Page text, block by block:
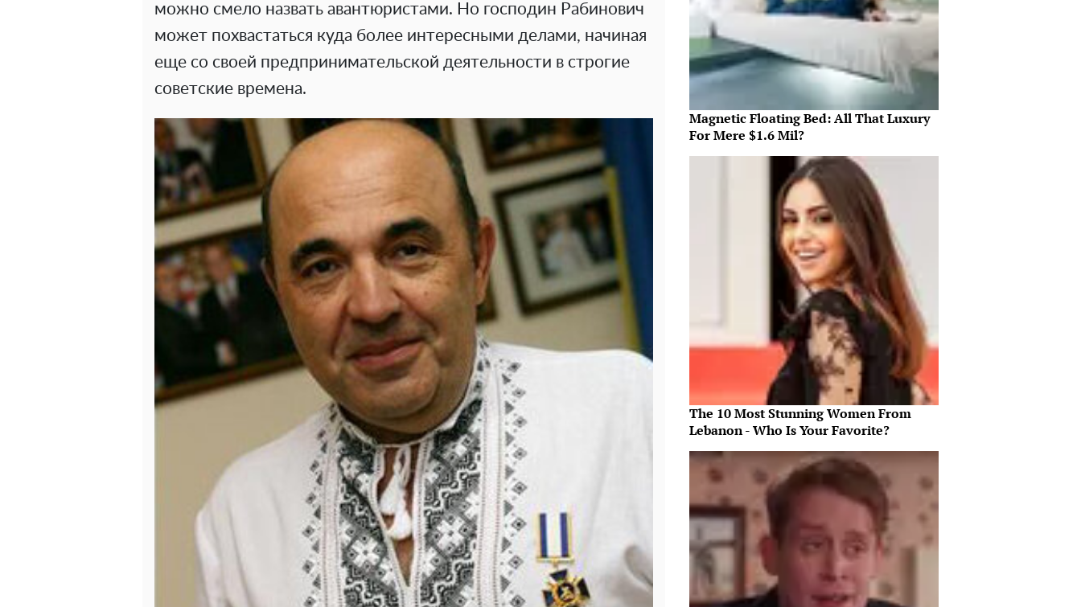
можно смело назвать авантюристами. Но господин Рабинович
может похвастаться куда более интересными делами, начиная
еще со своей предпринимательской деятельности в строгие
советские времена.
Magnetic Floating Bed: All That Luxury
For Mere $1.6 Mil?
The 10 Most Stunning Women From
Lebanon - Who Is Your Favorite?